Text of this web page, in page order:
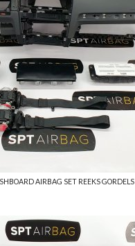
AIRBAG SET REEKS GORDELS